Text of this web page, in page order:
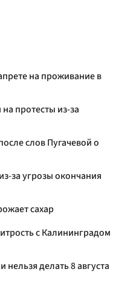
на проживание в
протесты из-за
слов Пугачевой о
за угрозы окончания
сахар
с Калининградом
делать 8 августа